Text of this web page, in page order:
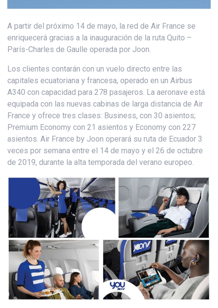
A partir del próximo 14 de mayo, la red de Air France se
enriquecerá gracias a la inauguración de la ruta Quito –
París-Charles de Gaulle operada por Joon.
Los clientes contarán con un vuelo directo entre las
capitales ecuatoriana y francesa, operado en un Airbus
A340 con capacidad para 278 pasajeros. La aeronave está
equipada con las nuevas cabinas de larga distancia de Air
France y ofrece tres clases: Business, con 30 asientos;
Premium Economy con 21 asientos y Economy con 227
asientos. Air France by Joon operará su ruta de Ecuador 3
veces por semana entre el 14 de mayo y el 26 de octubre
de 2019, durante la alta temporada del verano europeo.